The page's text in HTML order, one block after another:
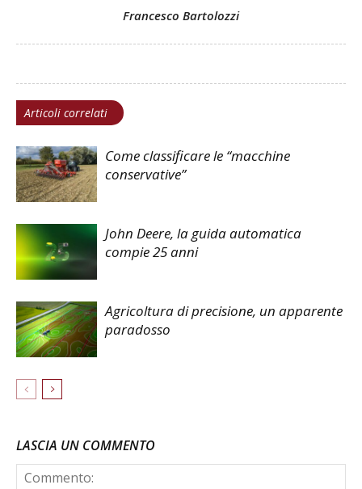
Francesco Bartolozzi
Articoli correlati
Come classificare le “macchine
conservative”
John Deere, la guida automatica
compie 25 anni
Agricoltura di precisione, un apparente
paradosso
LASCIA UN COMMENTO